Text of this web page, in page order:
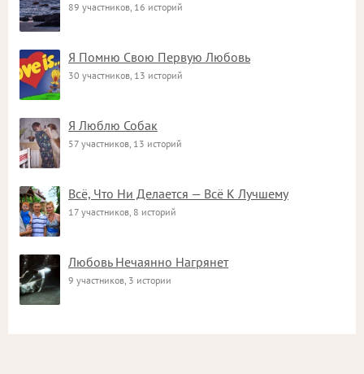
89 участников, 16 историй
Я Помню Свою Первую Любовь
30 участников, 13 историй
Я Люблю Собак
57 участников, 13 историй
Всё, Что Ни Делается — Всё К Лучшему
17 участников, 8 историй
Любовь Нечаянно Нагрянет
9 участников, 3 истории